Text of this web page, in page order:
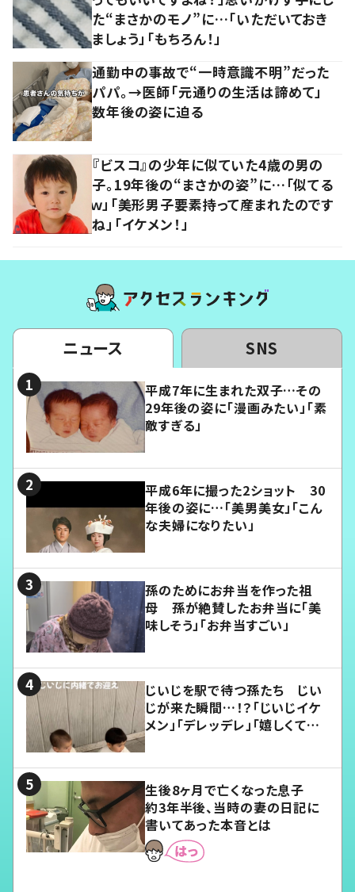
た“まさかのモノ”に…「いただいておき
ましょう」「もちろん！」
通勤中の事故で“一時意識不明”だった
パパ。→医師「元通りの生活は諦めて」
数年後の姿に迫る
『ビスコ』の少年に似ていた4歳の男の
子。19年後の“まさかの姿”に…「似てる
ｗ」「美形男子要素持って産まれたのです
ね」「イケメン！」
ニュース SNS
平成7年に生まれた双子…その
29年後の姿に「漫画みたい」「素
敵すぎる」
平成6年に撮った2ショット 30
年後の姿に…「美男美女」「こん
な夫婦になりたい」
孫のためにお弁当を作った祖
母 孫が絶賛したお弁当に「美
味しそう」「お弁当すごい」
じいじを駅で待つ孫たち じい
じが来た瞬間…！？「じいじイケ
メン」「デレッデレ」「嬉しくて可
生後8ヶ月で亡くなった息子
約3年半後、当時の妻の日記に
書いてあった本音とは